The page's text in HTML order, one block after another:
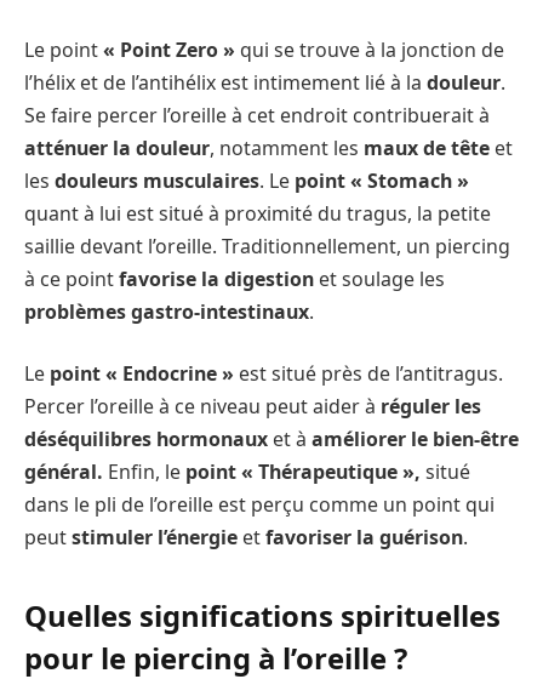
Le point« Point Zero » qui se trouve à la jonction de
l’hélix et de l’antihélix est intimement lié à la douleur.
Se faire percer l’oreille à cet endroit contribuerait à
atténuer la douleur, notamment les maux de tête et
les douleurs musculaires. Le point « Stomach »
quant à lui est situé à proximité du tragus, la petite
saillie devant l’oreille. Traditionnellement, un piercing
à ce pointfavorise la digestion et soulage les
problèmes gastro-intestinaux.
Le point « Endocrine » est situé près de l’antitragus.
Percer l’oreille à ce niveau peut aider à réguler les
déséquilibres hormonaux et à améliorer le bien-être
général. Enfin, le point « Thérapeutique », situé
dans le pli de l’oreille est perçu comme un point qui
peutstimuler l’énergie etfavoriser la guérison.
Quelles significations spirituelles
pour le piercing à l’oreille ?